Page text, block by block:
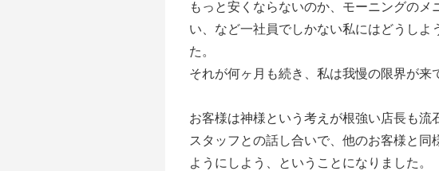
もっと安くならないのか、モーニングの
い、など一社員でしかない私にはどうしよ
た。
それが何ヶ月も続き、私は我慢の限界が来
お客様は神様という考えが根強い店長も流
スタッフとの話し合いで、他のお客様と
ようにしよう、ということになりました。